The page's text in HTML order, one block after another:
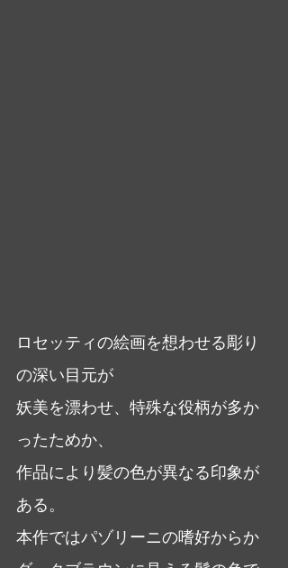
ロセッティの絵画を想わせる彫り
の深い目元が
妖美を漂わせ、特殊な役柄が多か
ったためか、
作品により髪の色が異なる印象が
ある。
本作ではパゾリーニの嗜好からか